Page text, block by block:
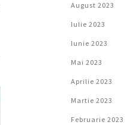
August 2023
Iulie 2023
Iunie 2023
Mai 2023
Aprilie 2023
Martie 2023
Februarie 2023